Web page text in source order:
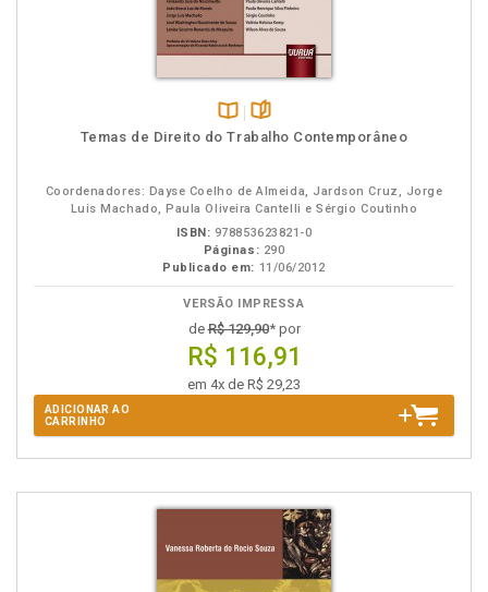
Disponível
páginas
Temas de Direito do Trabalho Contemporâneo
Coordenadores: Dayse Coelho de Almeida, Jardson Cruz, Jorge
Luis Machado, Paula Oliveira Cantelli e Sérgio Coutinho
ISBN: 978853623821-0
Páginas: 290
Publicado em: 11/06/2012
VERSÃO IMPRESSA
deR$ 129,90* por
R$ 116,91
em 4x de R$ 29,23
ADICIONAR AO
CARRINHO